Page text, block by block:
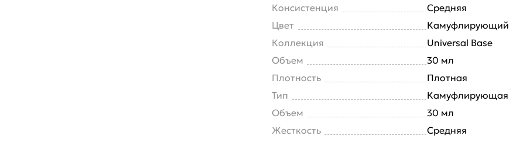
Консистенция
Средняя
Цвет
Камуфлирующий
Коллекция
Universal Base
Объем
30 мл
Плотность
Плотная
Тип
Камуфлирующая
Объем
30 мл
Жесткость
Средняя